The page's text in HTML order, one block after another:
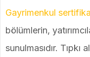
Gayrimenkul
bölümlerin,
sunulmasıdır. Tıpkı